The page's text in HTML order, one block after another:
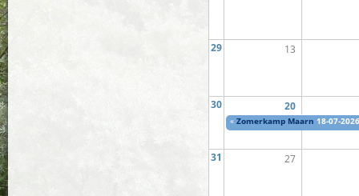
29 13
30 20
« Zomerkamp Maarn 18-07-
31 27